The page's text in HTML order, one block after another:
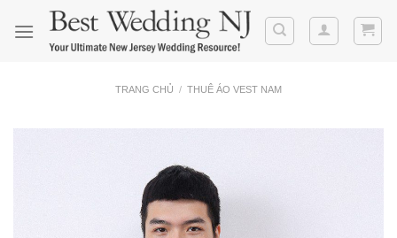
TRANG CHỦ / THUÊ ÁO VEST NAM